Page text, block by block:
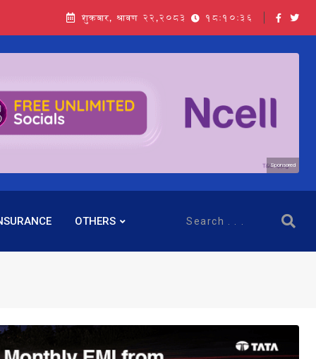
शुक्रबार, श्रावण २२,२०८३ 18:10:38
Sponsored
OTHERS